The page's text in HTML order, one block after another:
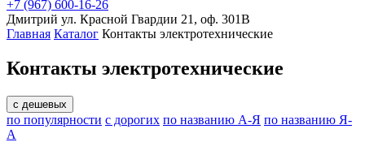
+7 (967) 600-16-26
Дмитрий ул. Красной Гвардии 21, оф. 301В
Главная Каталог Контакты электротехнические
Контакты электротехнические
с дешевых
по популярности с дорогих по названию А-Я по названию Я-
А